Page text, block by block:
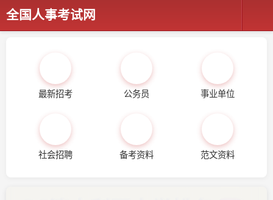
全国人事考试网
最新招考 公务员 事业单位
社会招聘 备考资料 范文资料